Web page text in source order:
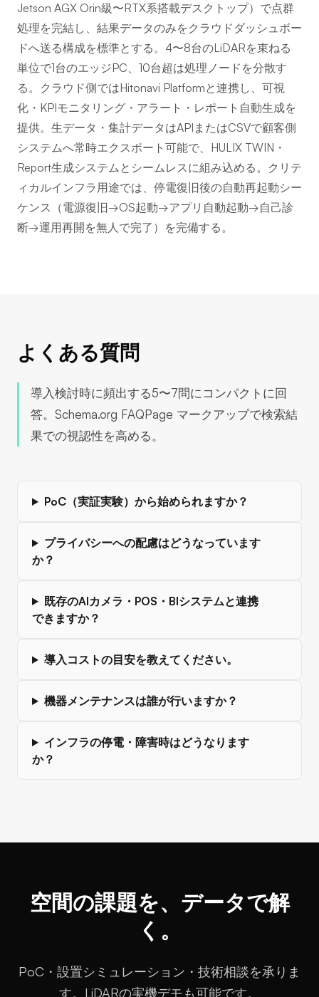
Jetson AGX Orin級〜RTX系搭載デスクトップ）で点群
処理を完結し、結果データのみをクラウドダッシュボー
ドへ送る構成を標準とする。4〜8台のLiDARを束ねる
単位で1台のエッジPC、10台超は処理ノードを分散す
る。クラウド側ではHitonavi Platformと連携し、可視
化・KPIモニタリング・アラート・レポート自動生成を
提供。生データ・集計データはAPIまたはCSVで顧客側
システムへ常時エクスポート可能で、HULIX TWIN・
Report生成システムとシームレスに組み込める。クリテ
ィカルインフラ用途では、停電復旧後の自動再起動シー
ケンス（電源復旧→OS起動→アプリ自動起動→自己診
断→運用再開を無人で完了）を完備する。
よくある質問
導入検討時に頻出する5〜7問にコンパクトに回
答。Schema.org FAQPage マークアップで検索結
果での視認性を高める。
PoC（実証実験）から始められますか？
プライバシーへの配慮はどうなっています
か？
既存のAIカメラ・POS・BIシステムと連携
できますか？
導入コストの目安を教えてください。
機器メンテナンスは誰が行いますか？
インフラの停電・障害時はどうなります
か？
空間の課題を、データで解
く。
PoC・設置シミュレーション・技術相談を承りま
す。LiDARの実機デモも可能です。